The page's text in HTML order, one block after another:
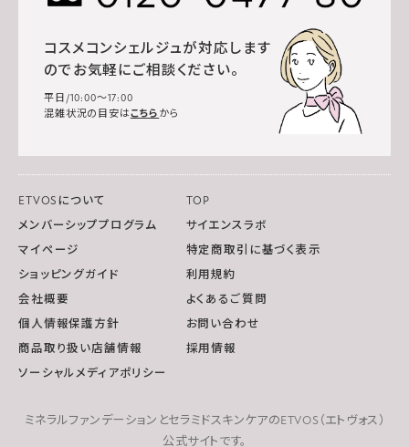
コスメコンシェルジュが対応します
のでお気軽にご相談ください。
平日/10:00～17:00
混雑状況の目安はこちら から
ETVOSについて
TOP
メンバーシッププログラム
サイエンスラボ
マイページ
特定商取引に基づく表示
ショッピングガイド
利用規約
会社概要
よくあるご質問
個人情報保護方針
お問い合わせ
商品取り扱い店舗情報
採用情報
ソーシャルメディアポリシー
ミネラルファンデーションとセラミドスキンケアのETVOS（エトヴォス）
公式サイトです。